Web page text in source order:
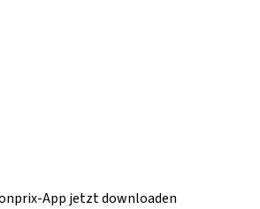
App jetzt downloaden